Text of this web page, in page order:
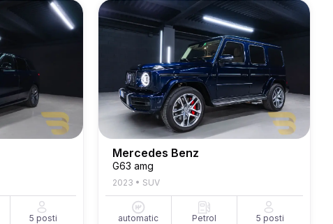
5 posti
Mercedes Benz
G63 amg
2023 • SUV
automatic Petrol 5 posti